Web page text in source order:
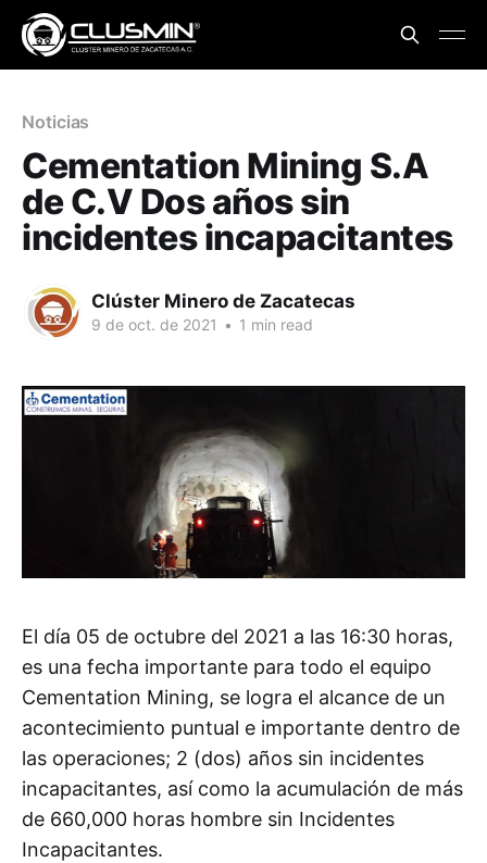
Noticias
Cementation Mining S.A
de C.V Dos años sin
incidentes incapacitantes
Clúster Minero de Zacatecas
9 de oct. de 2021 • 1 min read
El día 05 de octubre del 2021 a las 16:30 horas,
es una fecha importante para todo el equipo
Cementation Mining, se logra el alcance de un
acontecimiento puntual e importante dentro de
las operaciones; 2 (dos) años sin incidentes
incapacitantes, así como la acumulación de más
de 660,000 horas hombre sin Incidentes
Incapacitantes.